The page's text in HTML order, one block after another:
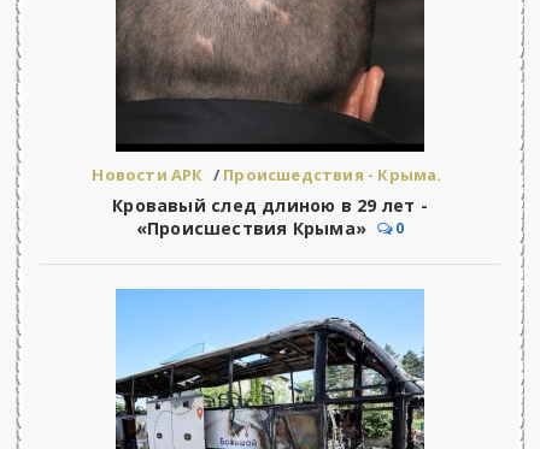
Новости АРК / Происшедствия - Крыма.
Кровавый след длиною в 29 лет -
«Происшествия Крыма»
0